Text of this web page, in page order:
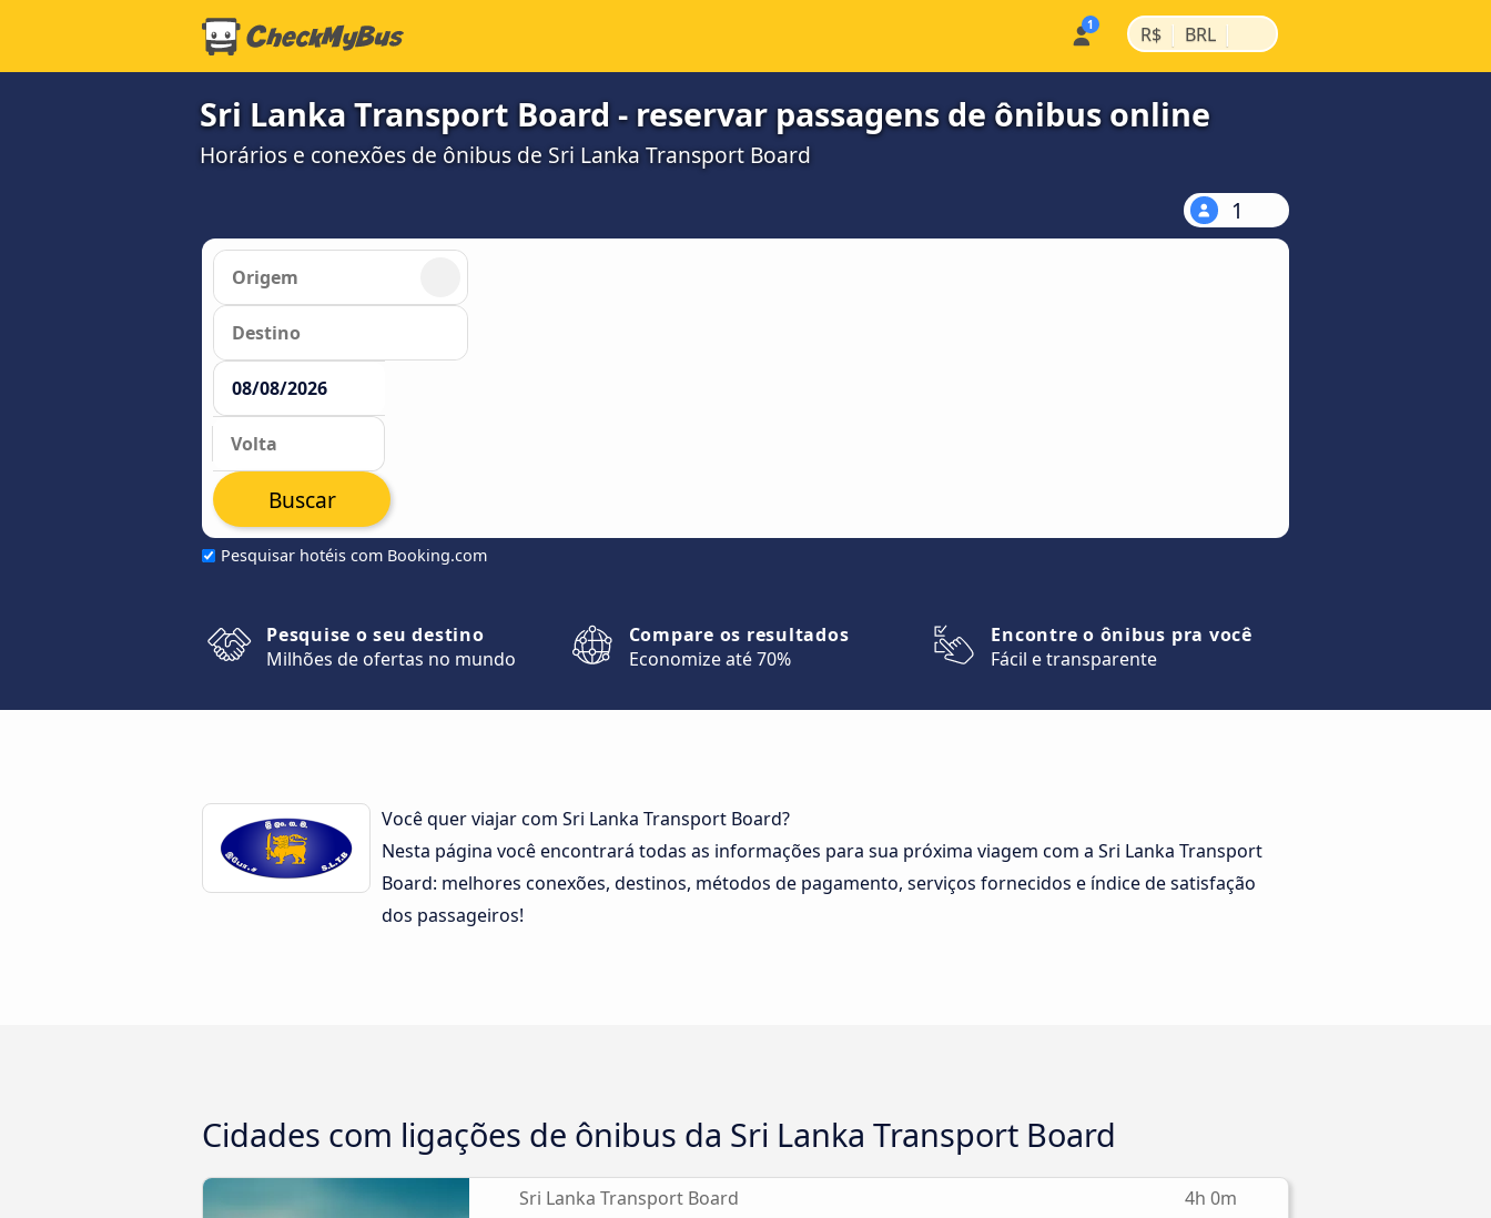
R$ | BRL |
Sri Lanka Transport Board - reservar passagens de ônibus online
Horários e conexões de ônibus de Sri Lanka Transport Board
1
Pesquisar hotéis com Booking.com
Buscar
Pesquise o seu destino
Milhões de ofertas no mundo
Compare os resultados
Economize até 70%
Encontre o ônibus pra você
Fácil e transparente
Você quer viajar com Sri Lanka Transport Board?
Nesta página você encontrará todas as informações para sua próxima viagem com a Sri Lanka Transport
Board: melhores conexões, destinos, métodos de pagamento, serviços fornecidos e índice de satisfação
dos passageiros!
Cidades com ligações de ônibus da Sri Lanka Transport Board
Sri Lanka Transport Board 4h 0m